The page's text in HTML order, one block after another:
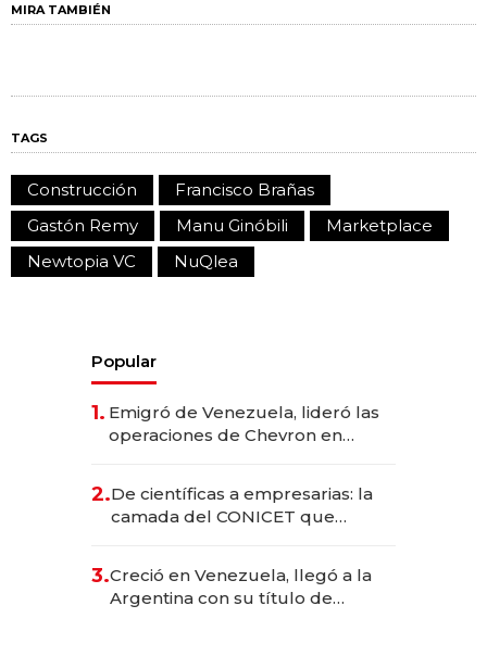
MIRA TAMBIÉN
TAGS
Construcción
Francisco Brañas
Gastón Remy
Manu Ginóbili
Marketplace
Newtopia VC
NuQlea
Popular
1. Emigró de Venezuela, lideró las
operaciones de Chevron en
2.De científicas a empresarias: la
camada del CONICET que
3.Creció en Venezuela, llegó a la
Argentina con su título de